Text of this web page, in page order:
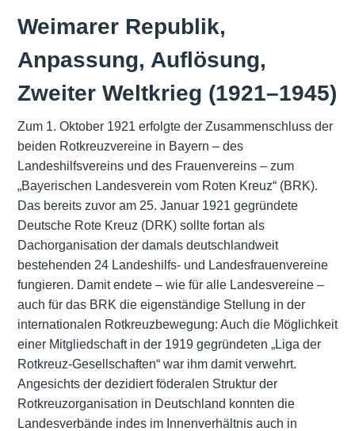
Weimarer Republik,
Anpassung, Auflösung,
Zweiter Weltkrieg (1921–1945)
Zum 1. Oktober 1921 erfolgte der Zusammenschluss der
beiden Rotkreuzvereine in Bayern – des
Landeshilfsvereins und des Frauenvereins – zum
„Bayerischen Landesverein vom Roten Kreuz“ (BRK).
Das bereits zuvor am 25. Januar 1921 gegründete
Deutsche Rote Kreuz (DRK) sollte fortan als
Dachorganisation der damals deutschlandweit
bestehenden 24 Landeshilfs- und Landesfrauenvereine
fungieren. Damit endete – wie für alle Landesvereine –
auch für das BRK die eigenständige Stellung in der
internationalen Rotkreuzbewegung: Auch die Möglichkeit
einer Mitgliedschaft in der 1919 gegründeten „Liga der
Rotkreuz-Gesellschaften“ war ihm damit verwehrt.
Angesichts der dezidiert föderalen Struktur der
Rotkreuzorganisation in Deutschland konnten die
Landesverbände indes im Innenverhältnis auch in